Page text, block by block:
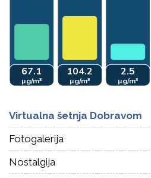
Virtualna šetnja Dobravom
Fotogalerija
Nostalgija